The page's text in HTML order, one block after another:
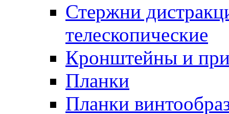
Стержни
телескопические
Кронштейны и
Планки
Планки